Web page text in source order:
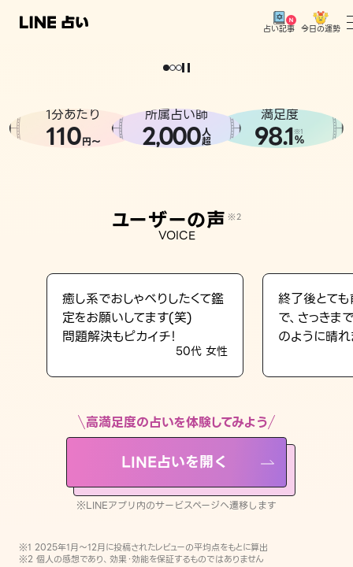
占い記事 今日の運勢
相談事例
占い記事
LINE占いを開く
※LINEアプリ内のサービスページへ遷移します
どうせなら
。
1分あたり
110円〜
所属占い師
2,000人
超
満足度
98.1※1
%
ユーザーの声 ※2
VOICE
癒し系でおしゃべりしたくて鑑
定をお願いしてます(笑)
問題解決もピカイチ！
50代 女性
終了後とて
で、さっき
のように晴れ
高満足度の占いを体験してみよう
LINE占いを開く
※LINEアプリ内のサービスページへ遷移します
※1 2025年1月〜12月に投稿されたレビューの平均点をもとに算出
※2 個人の感想であり、効果・効能を保証するものではありません